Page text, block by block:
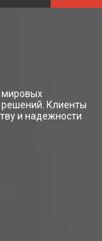
мировых
Клиенты
и надежности